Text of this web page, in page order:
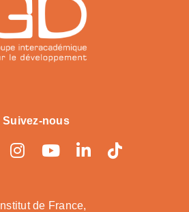
Suivez-nous
Institut de France,